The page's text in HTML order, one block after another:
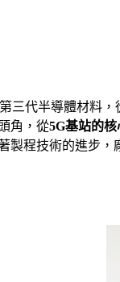
三代半導體材料
角，從5G基站的
製程技術的進步